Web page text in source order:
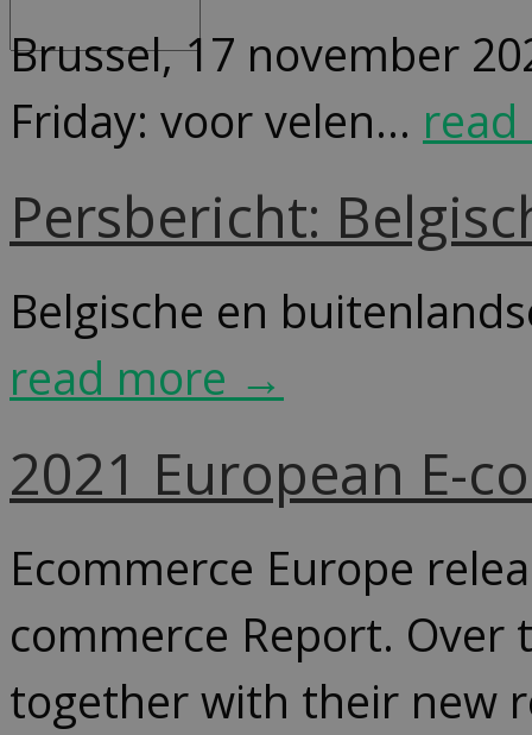
Brussel, 17 november
Friday: voor velen...
Persbericht:
Belgische en
read more →
2021 European E-
Ecommerce Europe
commerce Report.
together with their new